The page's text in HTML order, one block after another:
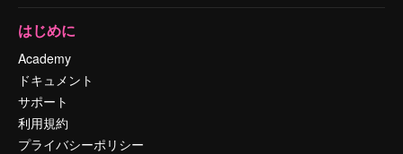
はじめに
Academy
ドキュメント
サポート
利用規約
プライバシーポリシー